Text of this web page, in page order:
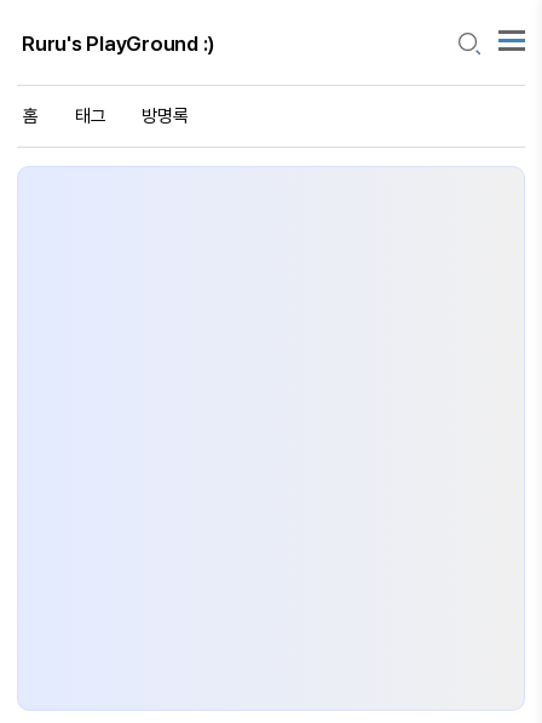
Ruru's PlayGround :)
홈 태그 방명록